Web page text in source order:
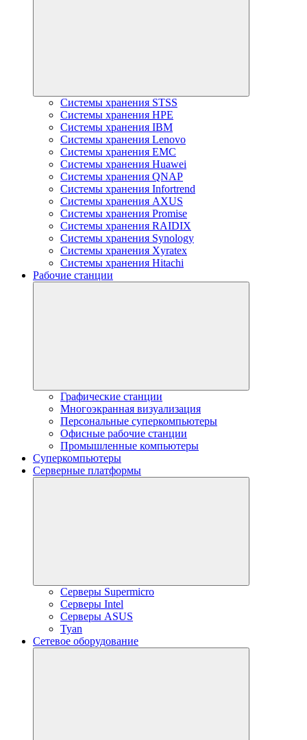
Системы хранения STSS
Системы хранения HPE
Системы хранения IBM
Системы хранения Lenovo
Системы хранения EMC
Системы хранения Huawei
Системы хранения QNAP
Системы хранения Infortrend
Системы хранения AXUS
Системы хранения Promise
Системы хранения RAIDIX
Системы хранения Synology
Системы хранения Xyratex
Системы хранения Hitachi
Рабочие станции
Графические станции
Многоэкранная визуализация
Персональные суперкомпьютеры
Офисные рабочие станции
Промышленные компьютеры
Суперкомпьютеры
Серверные платформы
Серверы Supermicro
Серверы Intel
Серверы ASUS
Tyan
Сетевое оборудование